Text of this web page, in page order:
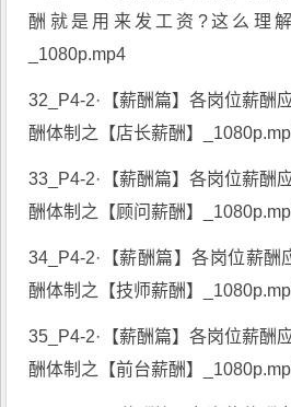
酬就是用来发工资?这么理
_1080p.mp4
32_P4-2·【薪酬篇】各岗位薪酬
酬体制之【店长薪酬】
33_P4-2·【薪酬篇】各岗位薪酬
酬体制之【顾问薪酬】
34_P4-2·【薪酬篇】各岗位薪酬
酬体制之【技师薪酬】
35_P4-2·【薪酬篇】各岗位薪酬
酬体制之【前台薪酬】